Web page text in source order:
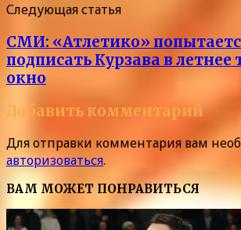
Следующая статья
СМИ: «Атлетико»
подписать Курзава в летнее
окно
Добавить комментарий
Для отправки комментария вам
авторизоваться.
ВАМ МОЖЕТ ПОНРАВИТЬСЯ